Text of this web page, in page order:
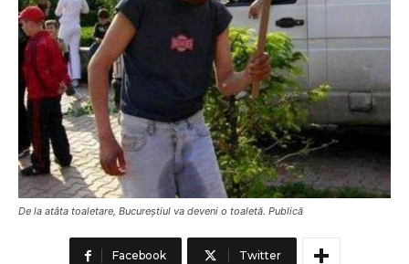
De la atâta toaletare, Bucureștiul va deveni o toaletă. Publică
Facebook Twitter